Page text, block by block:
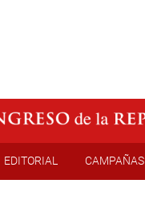
EDITORIAL CAMPAÑAS